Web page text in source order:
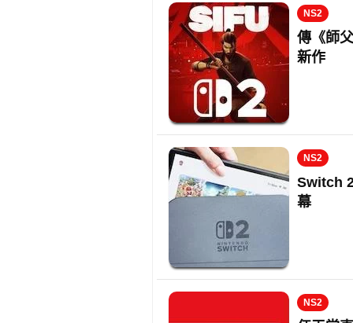
NS2
傳《師
新作
NS2
Switch
幕
NS2